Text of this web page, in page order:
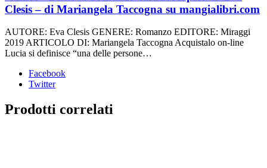
Clesis – di Mariangela Taccogna su mangialibri.com
AUTORE: Eva Clesis GENERE: Romanzo EDITORE: Miraggi
2019 ARTICOLO DI: Mariangela Taccogna Acquistalo on-line
Lucia si definisce “una delle persone…
Facebook
Twitter
Prodotti correlati